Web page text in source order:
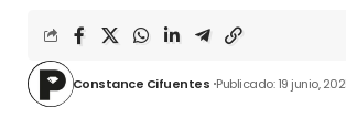
Constance Cifuentes Publicado: 19 junio,